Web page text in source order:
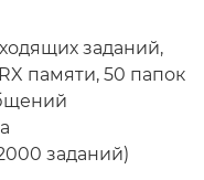
заданий,
памяти, 50 папок
заданий)